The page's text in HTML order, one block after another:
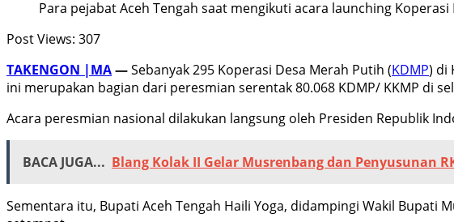
Para pejabat Aceh Tengah saat mengikuti acara launching Koperasi
Post Views: 307
TAKENGON |MA—Sebanyak 295 Koperasi Desa Merah Putih (KDMP) di
ini merupakan bagian dari peresmian serentak 80.068 KDMP/ KKMP di
Acara peresmian nasional dilakukan langsung oleh Presiden Republik
BACA JUGA... Blang Kolak II Gelar Musrenbang dan Penyusunan
Sementara itu, Bupati Aceh Tengah Haili Yoga, didampingi Wakil